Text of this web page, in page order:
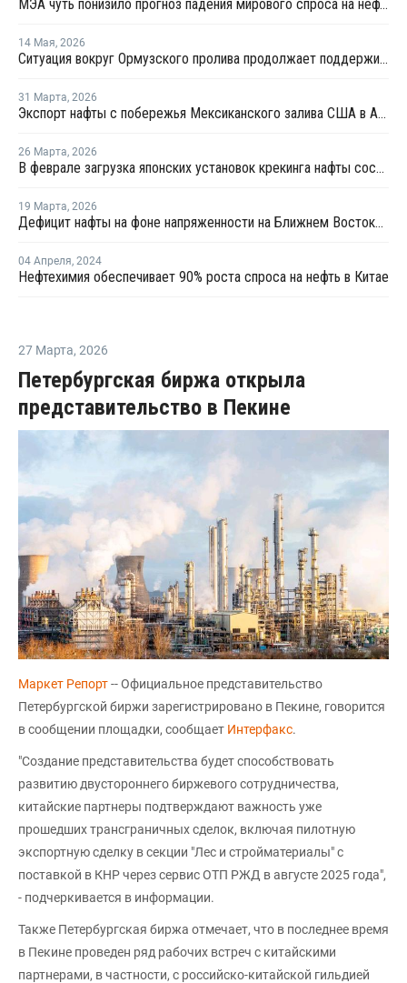
МЭА чуть понизило прогноз падения мирового спроса на нефть в 2026 году
14 Мая, 2026
Ситуация вокруг Ормузского пролива продолжает поддерживает неопределенность на мировом рынке ПВХ
31 Марта, 2026
Экспорт нафты с побережья Мексиканского залива США в Азию резко вырос на фоне дефицита предложения
26 Марта, 2026
В феврале загрузка японских установок крекинга нафты составила 75,7%
19 Марта, 2026
Дефицит нафты на фоне напряженности на Ближнем Востоке усиливает кризис в нефтехимии Азии
04 Апреля, 2024
Нефтехимия обеспечивает 90% роста спроса на нефть в Китае
27 Марта, 2026
Петербургская биржа открыла
представительство в Пекине
Маркет Репорт-- Официальное представительство
Петербургской биржи зарегистрировано в Пекине, говорится
в сообщении площадки, сообщает Интерфакс.
"Создание представительства будет способствовать
развитию двустороннего биржевого сотрудничества,
китайские партнеры подтверждают важность уже
прошедших трансграничных сделок, включая пилотную
экспортную сделку в секции "Лес и стройматериалы" с
поставкой в КНР через сервис ОТП РЖД в августе 2025 года",
- подчеркивается в информации.
Также Петербургская биржа отмечает, что в последнее время
в Пекине проведен ряд рабочих встреч с китайскими
партнерами, в частности, с российско-китайской гильдией